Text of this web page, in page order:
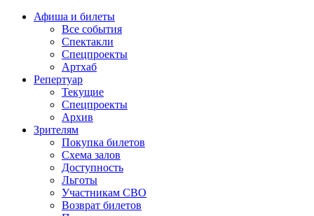
Афиша и билеты
Все события
Спектакли
Спецпроекты
Артхаб
Репертуар
Текущие
Спецпроекты
Архив
Зрителям
Покупка билетов
Схема залов
Доступность
Льготы
Участникам СВО
Возврат билетов